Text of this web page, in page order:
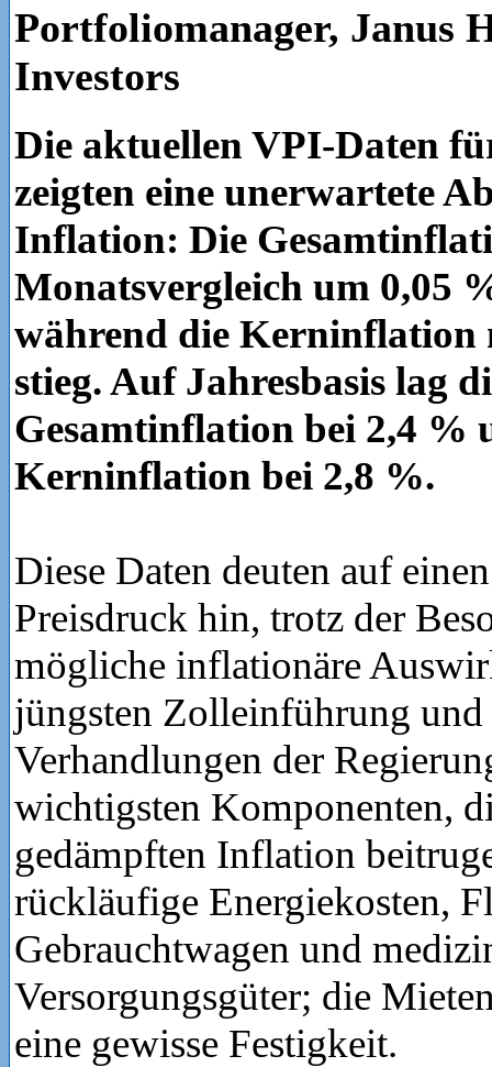
Portfoliomanager, Janus
Investors
Die aktuellen VPI-Daten
zeigten eine unerwartete
Inflation: Die
Monatsvergleich um 0,05
während die Kerninflation
stieg. Auf Jahresbasis lag
Gesamtinflation bei 2,4 %
Kerninflation bei 2,8 %.
Diese Daten deuten auf
Preisdruck hin, trotz der
mögliche inflationäre
jüngsten Zolleinführung und
Verhandlungen der
wichtigsten Komponenten,
gedämpften Inflation
rückläufige Energiekosten,
Gebrauchtwagen und
Versorgungsgüter; die
eine gewisse Festigkeit.